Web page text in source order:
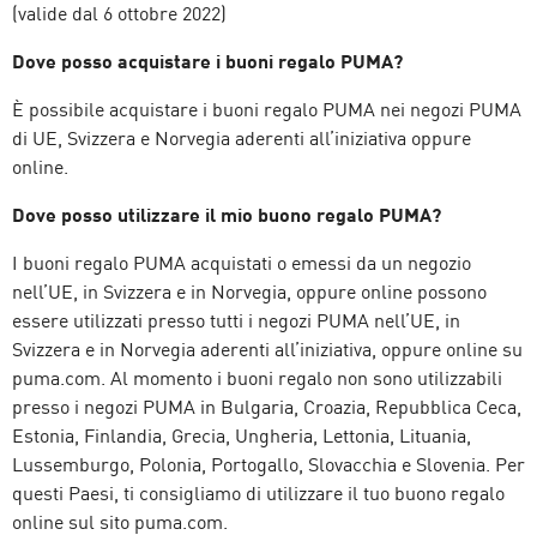
(valide dal 6 ottobre 2022)
Dove posso acquistare i buoni regalo PUMA?
È possibile acquistare i buoni regalo PUMA nei negozi PUMA
di UE, Svizzera e Norvegia aderenti all’iniziativa oppure
online.
Dove posso utilizzare il mio buono regalo PUMA?
I buoni regalo PUMA acquistati o emessi da un negozio
nell’UE, in Svizzera e in Norvegia, oppure online possono
essere utilizzati presso tutti i negozi PUMA nell’UE, in
Svizzera e in Norvegia aderenti all’iniziativa, oppure online su
puma.com. Al momento i buoni regalo non sono utilizzabili
presso i negozi PUMA in Bulgaria, Croazia, Repubblica Ceca,
Estonia, Finlandia, Grecia, Ungheria, Lettonia, Lituania,
Lussemburgo, Polonia, Portogallo, Slovacchia e Slovenia. Per
questi Paesi, ti consigliamo di utilizzare il tuo buono regalo
online sul sito puma.com.